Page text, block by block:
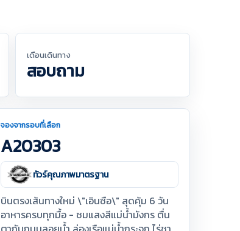
เดือนเดินทาง
สอบถาม
จองจากรอบที่เลือก
A20303
ทัวร์คุณภาพมาตรฐาน
บินตรงเส้นทางใหม่ \"เอินซือ\" สุดคุ้ม 6 วัน
อาหารครบทุกมื้อ - ชมแสงสีแม่น้ำมังกร ตื่น